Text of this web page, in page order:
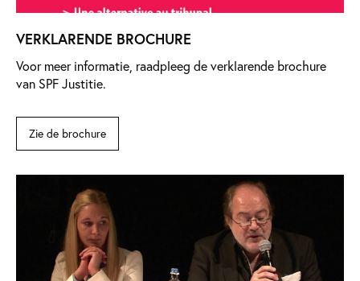
VERKLARENDE BROCHURE
Voor meer informatie, raadpleeg de verklarende brochure
van SPF Justitie.
Zie de brochure